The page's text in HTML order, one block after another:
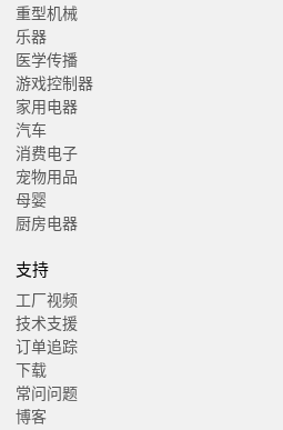
重型机械
乐器
医学传播
游戏控制器
家用电器
汽车
消费电子
宠物用品
母婴
厨房电器
支持
工厂视频
技术支援
订单追踪
下载
常问问题
博客